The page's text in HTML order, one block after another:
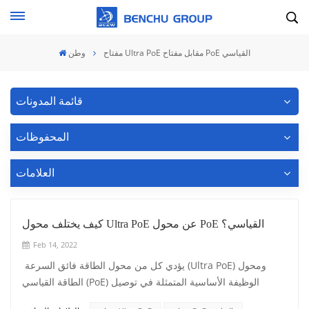
وطن مفتاح Ultra PoE مقابل مفتاح PoE القياسي
قائمة المدونات
المحفوظات
العلامات
كيف يختلف محول Ultra PoE عن محول PoE القياسي؟
Feb 14, 2022
الطاقة القياسي (PoE) الوظيفة الأساسية المتمثلة في توصيل